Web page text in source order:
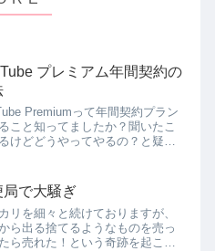
プレミアム年間契約の
Premiumって年間契約プラン
こと知ってましたか？聞いたこ
けどどうやってやるの？と疑問
たいのにどうしてもできません
に朗報です！！
局で大騒ぎ
リを細々と続けておりますが、
ら出る捨てるようなものを売っ
ら売れた！という奇跡を起こし